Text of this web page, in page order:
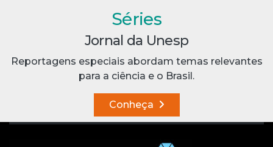
Séries
Jornal da Unesp
Reportagens especiais abordam temas relevantes
para a ciência e o Brasil.
Conheça